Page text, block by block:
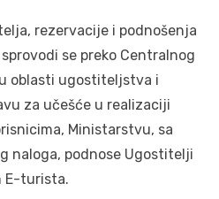
rezervacije i podnošenja
se preko Centralnog
oblasti ugostiteljstva i
za učešće u realizaciji
Ministarstvu, sa
naloga, podnose Ugostitelji
E-turista.